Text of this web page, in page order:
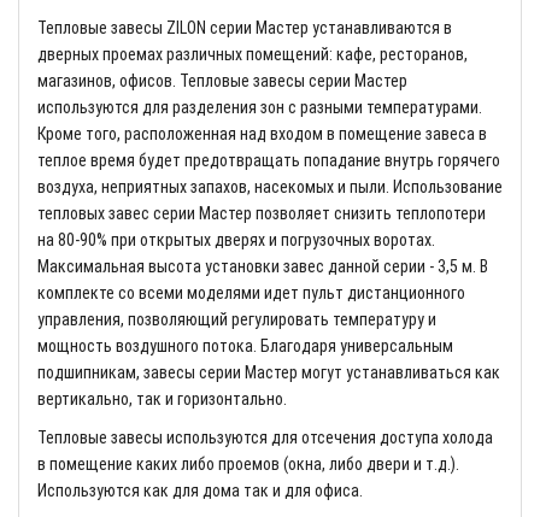
Тепловые завесы ZILON серии Мастер устанавливаются в
дверных проемах различных помещений: кафе, ресторанов,
магазинов, офисов. Тепловые завесы серии Мастер
используются для разделения зон с разными температурами.
Кроме того, расположенная над входом в помещение завеса в
теплое время будет предотвращать попадание внутрь горячего
воздуха, неприятных запахов, насекомых и пыли. Использование
тепловых завес серии Мастер позволяет снизить теплопотери
на 80-90% при открытых дверях и погрузочных воротах.
Максимальная высота установки завес данной серии - 3,5 м. В
комплекте со всеми моделями идет пульт дистанционного
управления, позволяющий регулировать температуру и
мощность воздушного потока. Благодаря универсальным
подшипникам, завесы серии Мастер могут устанавливаться как
вертикально, так и горизонтально.
Тепловые завесы используются для отсечения доступа холода
в помещение каких либо проемов (окна, либо двери и т.д.).
Используются как для дома так и для офиса.